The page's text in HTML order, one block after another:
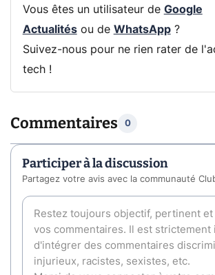
Vous êtes un utilisateur de Google
Actualitésou de WhatsApp?
Suivez-nous pour ne rien rater de
tech !
Commentaires 0
Participer à la discussion
Partagez votre avis avec la communauté